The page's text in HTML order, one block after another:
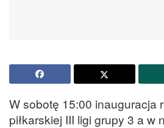
W sobotę 15:00 inauguracja
piłkarskiej III ligi grupy 3 a w